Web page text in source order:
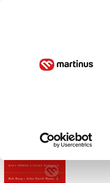
Vyhľadávanie